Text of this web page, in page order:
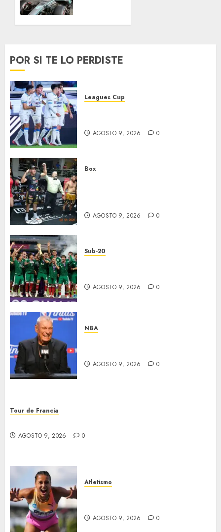
POR SI TE LO PERDISTE
Leagues Cup
AGOSTO 9, 2026 0
Box
AGOSTO 9, 2026 0
Sub-20
AGOSTO 9, 2026 0
NBA
AGOSTO 9, 2026 0
Tour de Francia
AGOSTO 9, 2026 0
Atletismo
AGOSTO 9, 2026 0